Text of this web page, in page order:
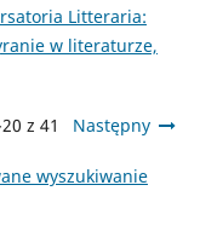
Litteraria:
w literaturze,
z 41 Następny
wyszukiwanie